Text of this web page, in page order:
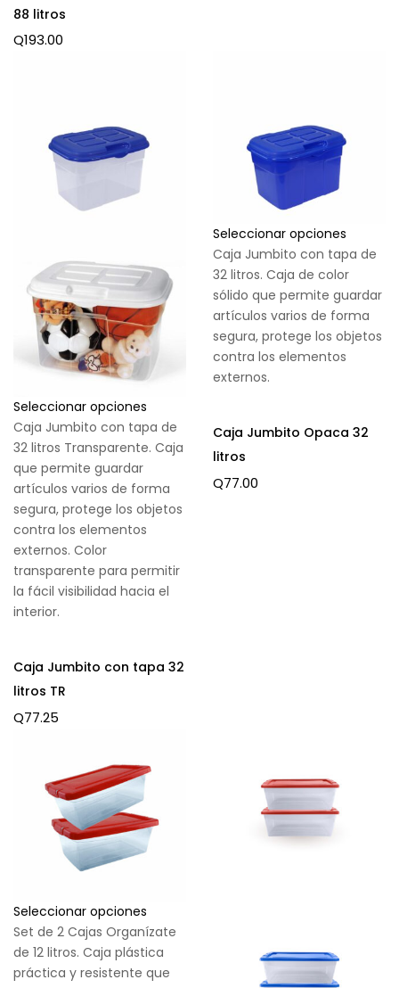
88 litros
Q193.00
Seleccionar opciones
Caja Jumbito con tapa de
32 litros Transparente. Caja
que permite guardar
artículos varios de forma
segura, protege los objetos
contra los elementos
externos. Color
transparente para permitir
la fácil visibilidad hacia el
interior.
Caja Jumbito con tapa 32
litros TR
Q77.25
Seleccionar opciones
Caja Jumbito con tapa de
32 litros. Caja de color
sólido que permite guardar
artículos varios de forma
segura, protege los objetos
contra los elementos
externos.
Caja Jumbito Opaca 32
litros
Q77.00
Seleccionar opciones
Set de 2 Cajas Organízate
de 12 litros. Caja plástica
práctica y resistente que